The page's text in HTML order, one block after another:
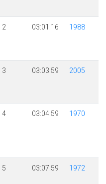
2 03:01:16 1988
3 03:03:59 2005
4 03:04:59 1970
5 03:07:59 1972